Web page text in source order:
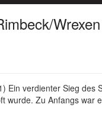
Ein verdienter Sieg des
wurde. Zu Anfangs war